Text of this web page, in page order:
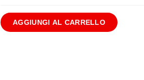
AGGIUNGI AL CARRELLO